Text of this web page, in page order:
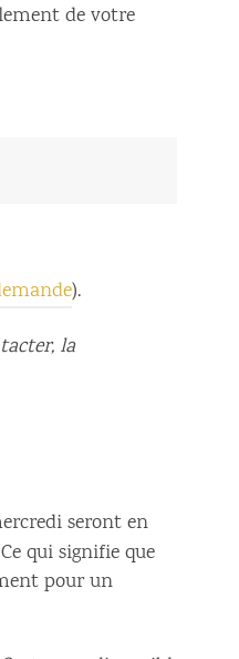
de votre
).
la
seront en
qui signifie que
pour un